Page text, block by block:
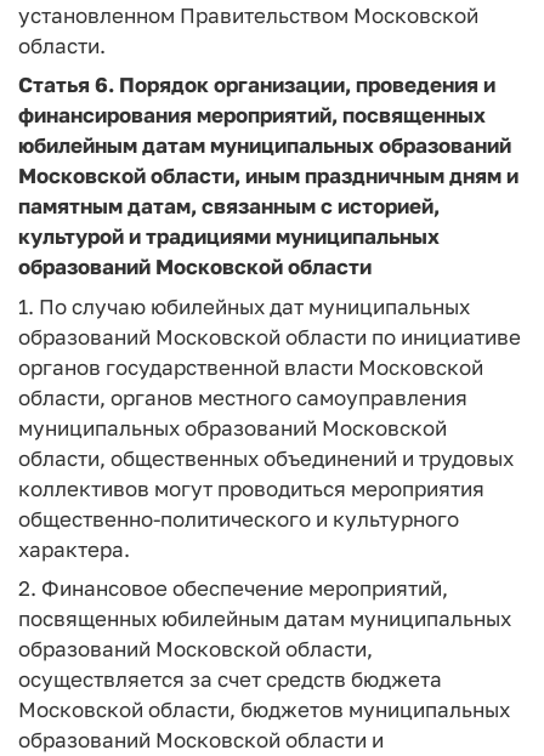
установленном Правительством Московской
области.
Статья 6. Порядок организации, проведения и
финансирования мероприятий, посвященных
юбилейным датам муниципальных образований
Московской области, иным праздничным дням и
памятным датам, связанным с историей,
культурой и традициями муниципальных
образований Московской области
1. По случаю юбилейных дат муниципальных
образований Московской области по инициативе
органов государственной власти Московской
области, органов местного самоуправления
муниципальных образований Московской
области, общественных объединений и трудовых
коллективов могут проводиться мероприятия
общественно-политического и культурного
характера.
2. Финансовое обеспечение мероприятий,
посвященных юбилейным датам муниципальных
образований Московской области,
осуществляется за счет средств бюджета
Московской области, бюджетов муниципальных
образований Московской области и